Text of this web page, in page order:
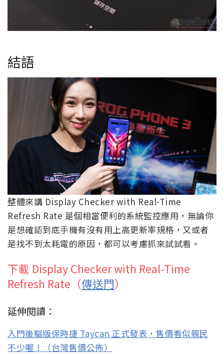
結語
整體來講 Display Checker with Real-Time
Refresh Rate 是個相當便利的系統監控應用，無論你
是想確認到底手機有沒有用上高更新率規格，又或者
是找不到太耗電的原因，都可以考慮抓來試試看。
下載 Display Checker with Real-Time
Refresh Rate（傳送門）
延伸閱讀：
入門後驅版保時捷 Taycan 正式發表，售價看似親民
不少喔！（台灣售價公佈）